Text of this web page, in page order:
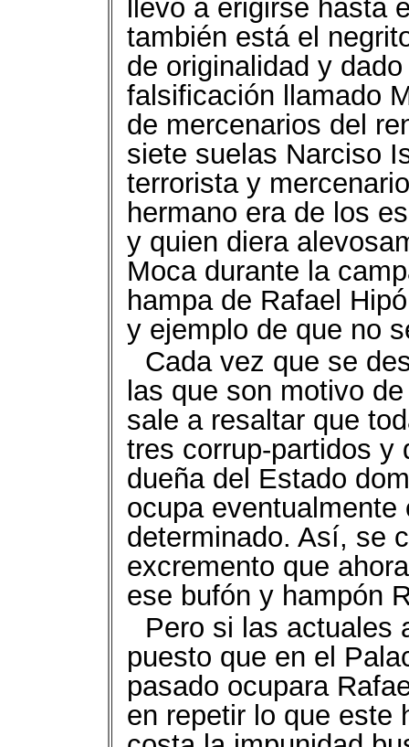
llevó a erigirse hasta
también está el
de originalidad y
falsificación llamado
de mercenarios del
siete suelas Narciso
terrorista y
hermano era de los
y quien diera
Moca durante la
hampa de Rafael
y ejemplo de que no
Cada vez que se
las que son motivo
sale a resaltar que
tres corrup-partidos y
dueña del Estado
ocupa
determinado. Así, se
excremento que
ese bufón y hampón
Pero si las actuales
puesto que en el
pasado ocupara
en repetir lo que este